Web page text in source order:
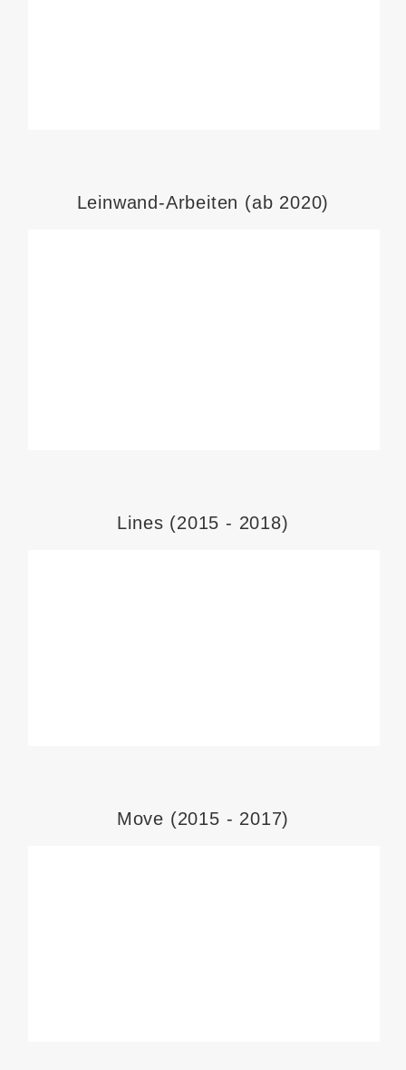
Leinwand-Arbeiten (ab 2020)
Lines (2015 - 2018)
Move (2015 - 2017)